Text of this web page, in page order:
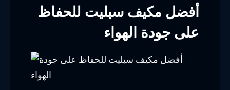
أفضل مكيف سبليت للحفاظ
على جودة الهواء